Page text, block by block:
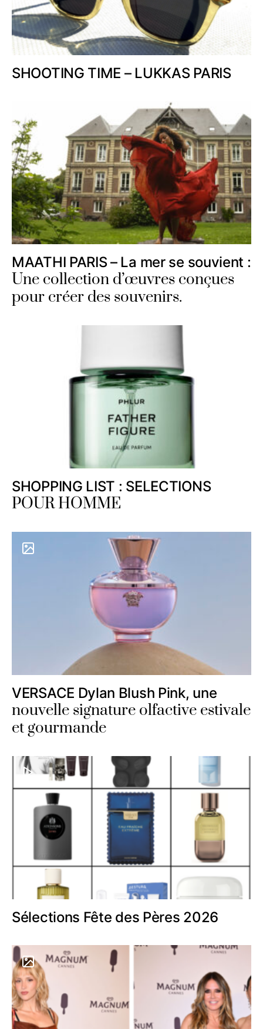
SHOOTING TIME – LUKKAS PARIS
MAATHI PARIS – La mer se souvient :
Une collection d’œuvres conçues
pour créer des souvenirs.
SHOPPING LIST : SELECTIONS
POUR HOMME
VERSACE Dylan Blush Pink, une
nouvelle signature olfactive estivale
et gourmande
Sélections Fête des Pères 2026